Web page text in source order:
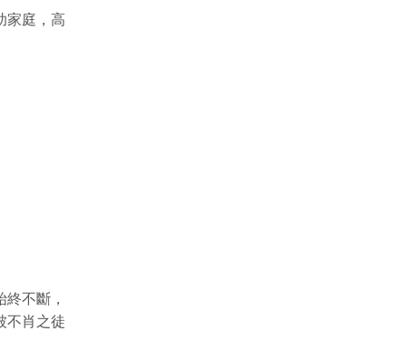
家庭，高
不斷，
不肖之徒